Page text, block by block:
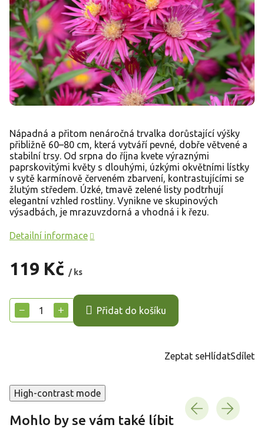
119 Kč / ks
cena:
+
− Přidat do košíku
Nápadná a přitom nenáročná trvalka dorůstající výšky
přibližně 60–80 cm, která vytváří pevné, dobře větvené a
stabilní trsy. Od srpna do října kvete výraznými
paprskovitými květy s dlouhými, úzkými okvětními lístky
v sytě karmínově červeném zbarvení, kontrastujícími se
žlutým středem. Úzké, tmavě zelené listy podtrhují
elegantní vzhled rostliny. Vynikne ve skupinových
výsadbách, je mrazuvzdorná a vhodná i k řezu.
Detailní informace
Zeptat seHlídatSdílet
High-contrast mode
Mohlo by se vám také líbit